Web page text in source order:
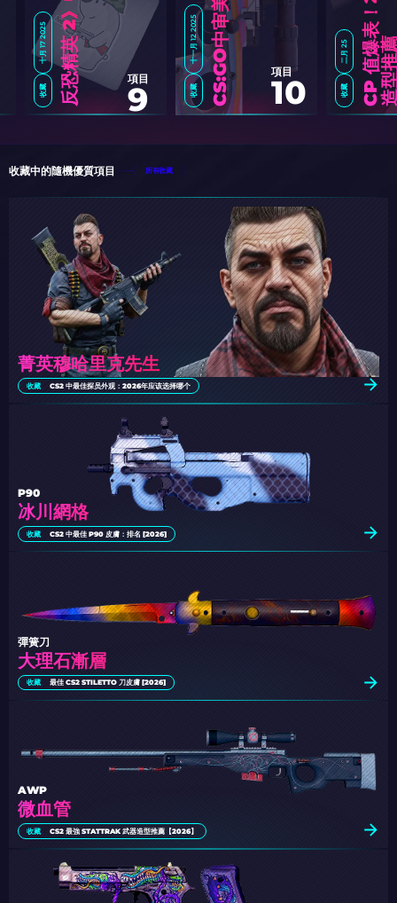
二月 25
收藏
十一月 12 2025
收藏
項目
10
十月 17 2025
收藏
項目
9
收藏中的隨機優質項目 所有收藏
菁英穆哈里克先生
收藏 CS2 中最佳探员外观：2026年应该选择哪个
冰川網格
P90
收藏 CS2 中最佳 P90 皮膚：排名 [2026]
大理石漸層
彈簧刀
收藏 最佳 CS2 STILETTO 刀皮膚 [2026]
微血管
AWP
收藏 CS2 最強 STATTRAK 武器造型推薦【2026】